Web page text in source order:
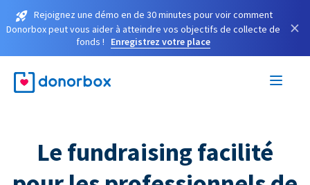
Rejoignez une démo en de 30 minutes pour voir comment
Donorbox peut vous aider à atteindre vos objectifs de collecte de
fonds !
Enregistrez votre place
×
Le fundraising facilité